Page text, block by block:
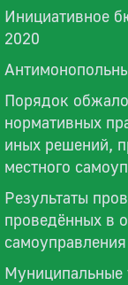
Инициативное
2020
Порядок
нормативных
иных решений,
местного
Результаты
проведённых в
самоуправления
Муниципальные